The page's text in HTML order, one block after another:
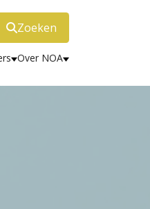
Zoeken
Over NOA